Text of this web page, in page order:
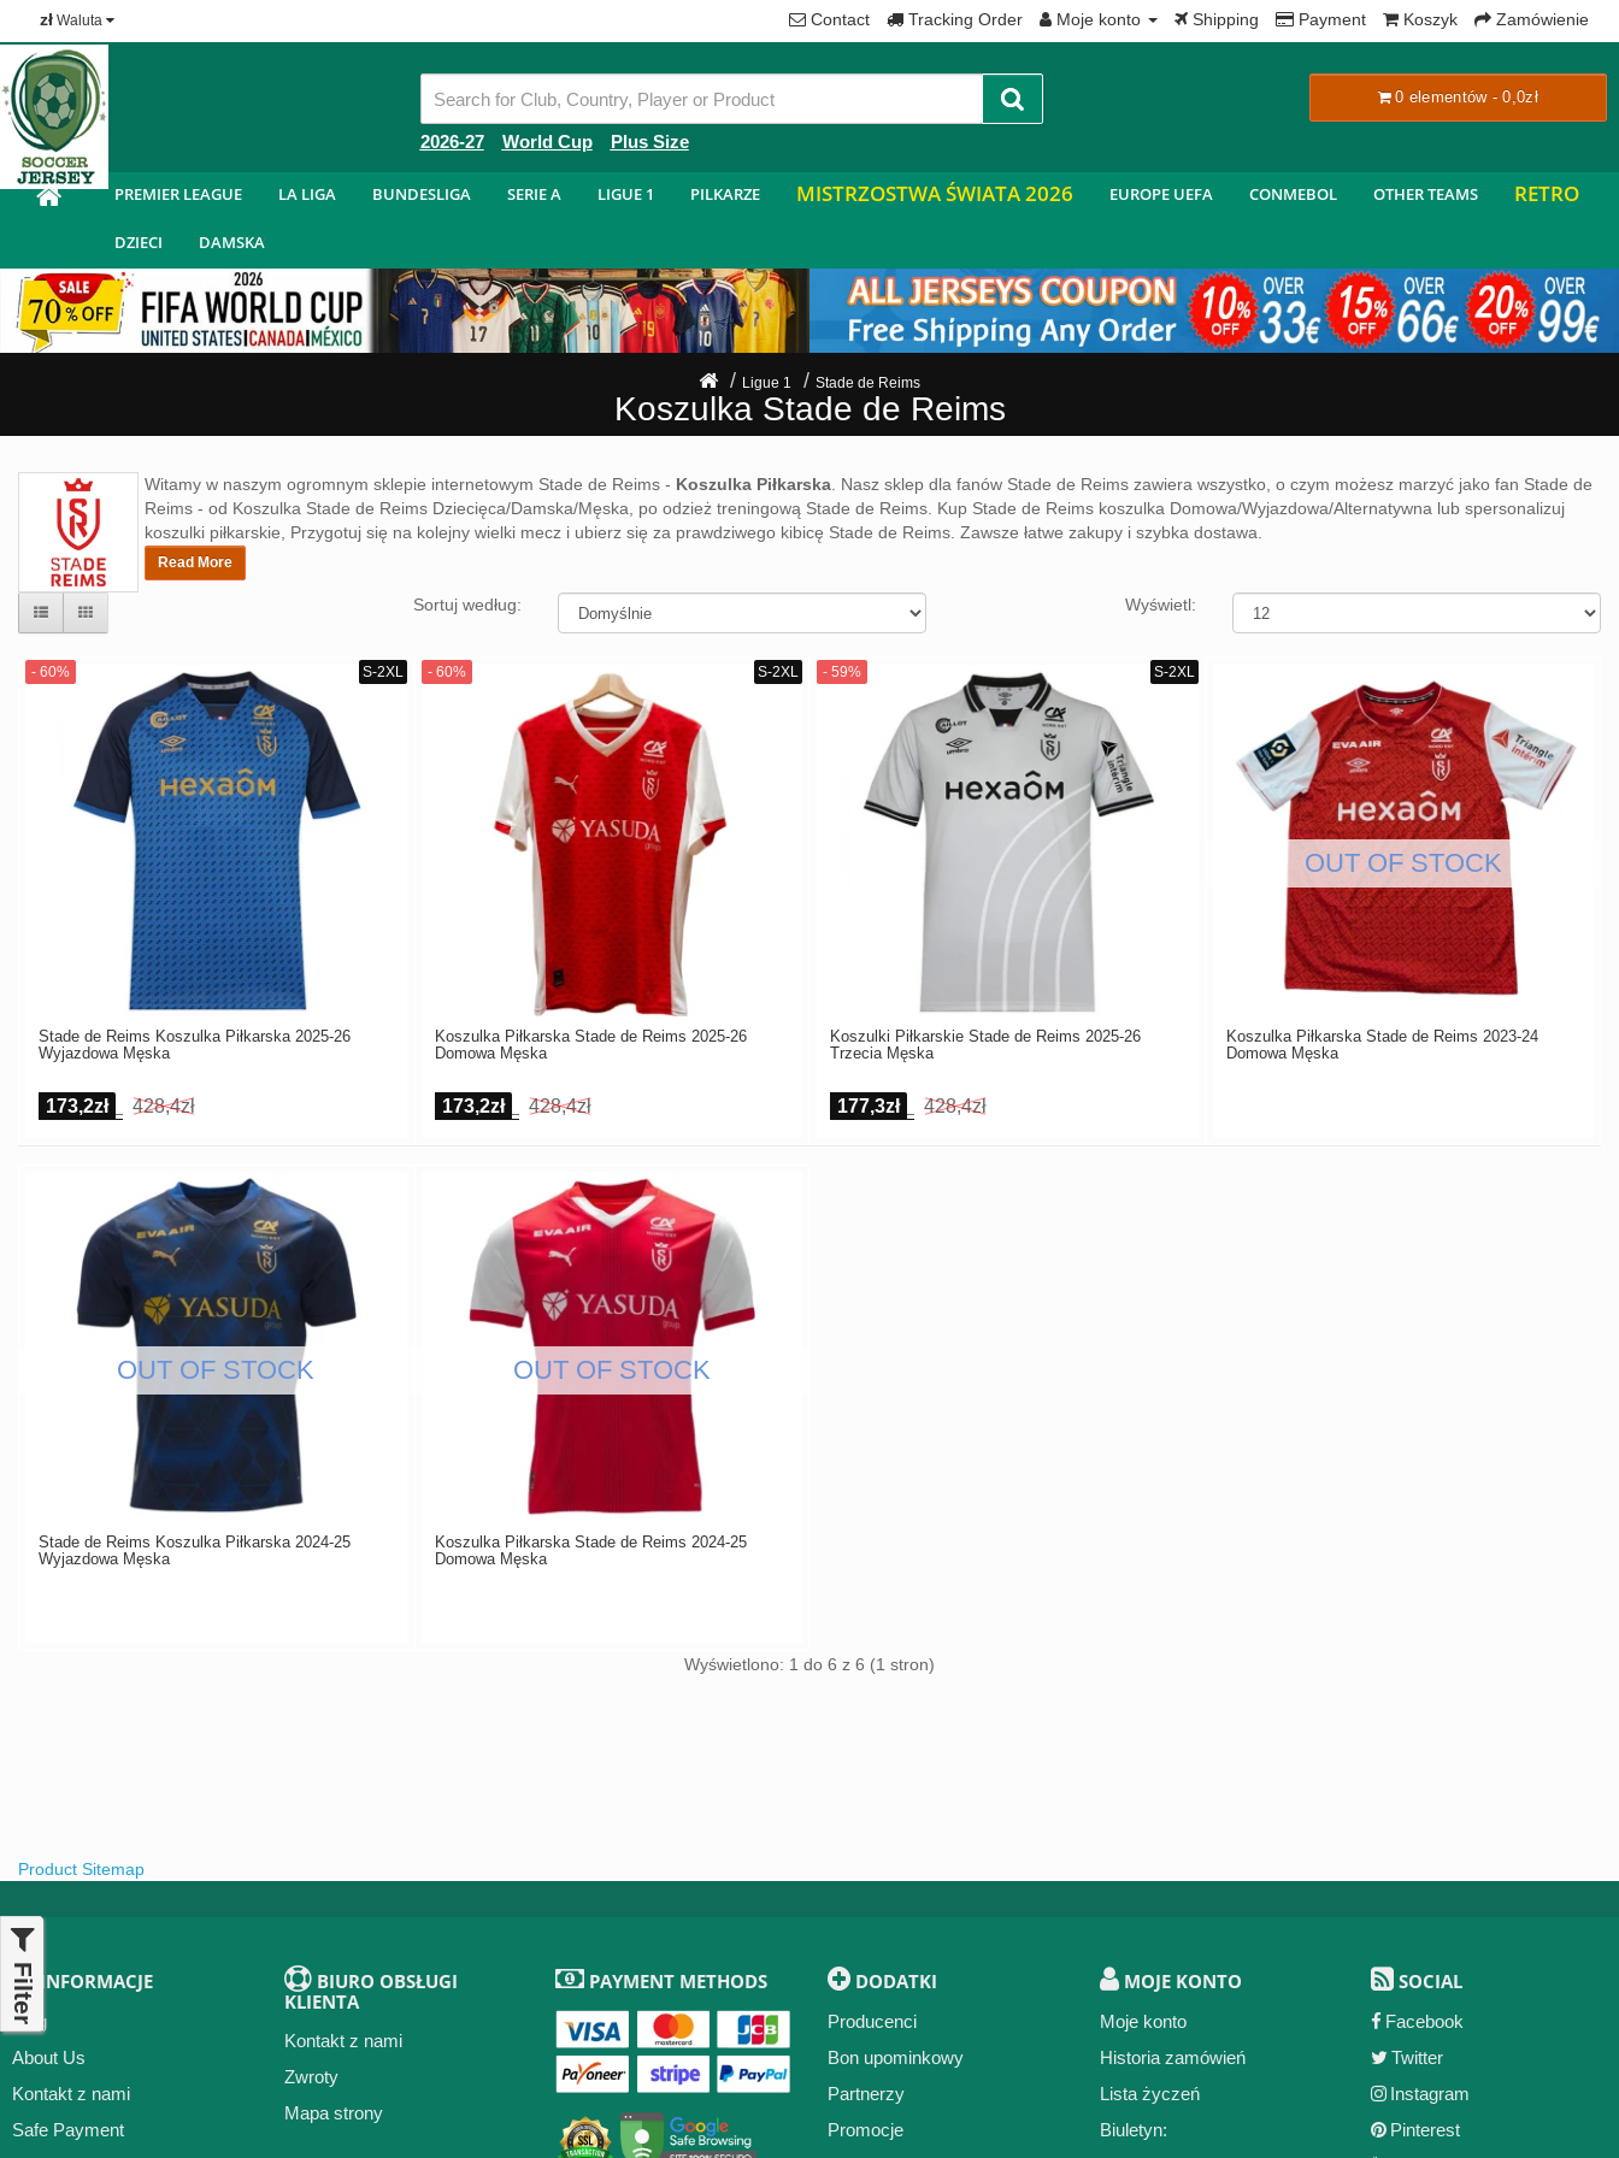
zł Waluta Contact Tracking Order Moje konto Shipping Payment Koszyk Zamówienie
Tanie Koszulka Piłkarska
2026-27 World Cup Plus Size
0 elementów - 0,0zł
x
PREMIER LEAGUE LA LIGA BUNDESLIGA SERIE A LIGUE 1 PILKARZE MISTRZOSTWA ŚWIATA 2026 EUROPE UEFA CONMEBOL OTHER TEAMS RETRO
DZIECI DAMSKA
Ligue 1 Stade de Reims
Koszulka Stade de Reims
Witamy w naszym ogromnym sklepie internetowym Stade de Reims - Koszulka Piłkarska . Nasz sklep dla fanów Stade de Reims zawiera wszystko, o czym możesz marzyć jako fan Stade de
Reims - od Koszulka Stade de Reims Dziecięca/Damska/Męska, po odzież treningową Stade de Reims. Kup Stade de Reims koszulka Domowa/Wyjazdowa/Alternatywna lub spersonalizuj
koszulki piłkarskie, Przygotuj się na kolejny wielki mecz i ubierz się za prawdziwego kibicę Stade de Reims. Zawsze łatwe zakupy i szybka dostawa.
Read More
Filter
Sortuj według: Wyświetl:
Stade de Reims Koszulka Piłkarska 2025-26
Wyjazdowa Męska
173,2zł 428,4zł
Koszulka Piłkarska Stade de Reims 2025-26
Domowa Męska
173,2zł 428,4zł
Koszulki Piłkarskie Stade de Reims 2025-26
Trzecia Męska
177,3zł 428,4zł
Koszulka Piłkarska Stade de Reims 2023-24
Domowa Męska
Stade de Reims Koszulka Piłkarska 2024-25
Wyjazdowa Męska
Koszulka Piłkarska Stade de Reims 2024-25
Domowa Męska
Wyświetlono: 1 do 6 z 6 (1 stron)
Product Sitemap
INFORMACJE
Blog
About Us
Kontakt z nami
Safe Payment
BIURO OBSŁUGI
KLIENTA
Kontakt z nami
Zwroty
Mapa strony
PAYMENT METHODS DODATKI
Producenci
Bon upominkowy
Partnerzy
Promocje
MOJE KONTO
Moje konto
Historia zamówień
Lista życzeń
Biuletyn:
SOCIAL
Facebook
Twitter
Instagram
Pinterest